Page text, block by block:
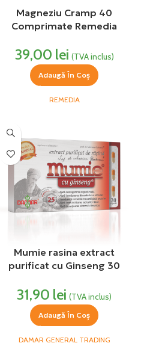
Magneziu Cramp 40
Comprimate Remedia
39,00 lei (TVA inclus)
Adaugă În Coș
REMEDIA
Mumie rasina extract
purificat cu Ginseng 30
31,90 lei (TVA inclus)
Adaugă În Coș
DAMAR GENERAL TRADING